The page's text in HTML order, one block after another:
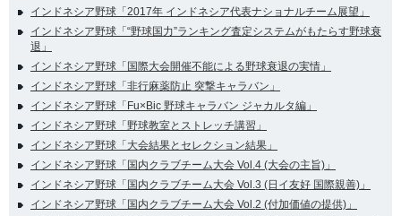
インドネシア野球「2017年 インドネシア代表ナショナルチーム展望」
インドネシア野球「“野球国力”ランキング査定システムがもたらす野球衰
退」
インドネシア野球「国際大会開催不能による野球衰退の実情」
インドネシア野球「非行麻薬防止 突撃キャラバン」
インドネシア野球「Fu×Bic 野球キャラバン ジャカルタ編」
インドネシア野球「野球教室とストレッチ講習」
インドネシア野球「大会結果とセレクション結果」
インドネシア野球「国内クラブチーム大会 Vol.4 (大会の主旨)」
インドネシア野球「国内クラブチーム大会 Vol.3 (日イ友好 国際親善)」
インドネシア野球「国内クラブチーム大会 Vol.2 (付加価値の提供)」